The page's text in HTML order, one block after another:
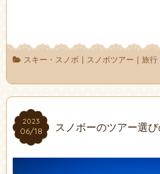
スキー・スノボ | スノボツアー | 旅行
2023
06/18
2023
06/18 スノボーのツアー選